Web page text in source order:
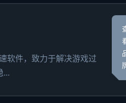
软件，致力于解决游戏过
...